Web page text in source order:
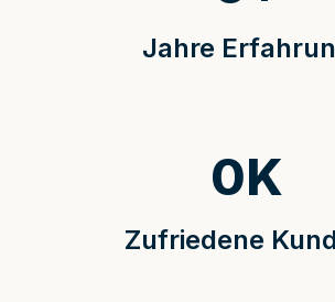
Jahre
Zufriedene
0K